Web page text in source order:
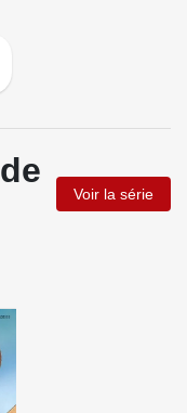
Voir la série